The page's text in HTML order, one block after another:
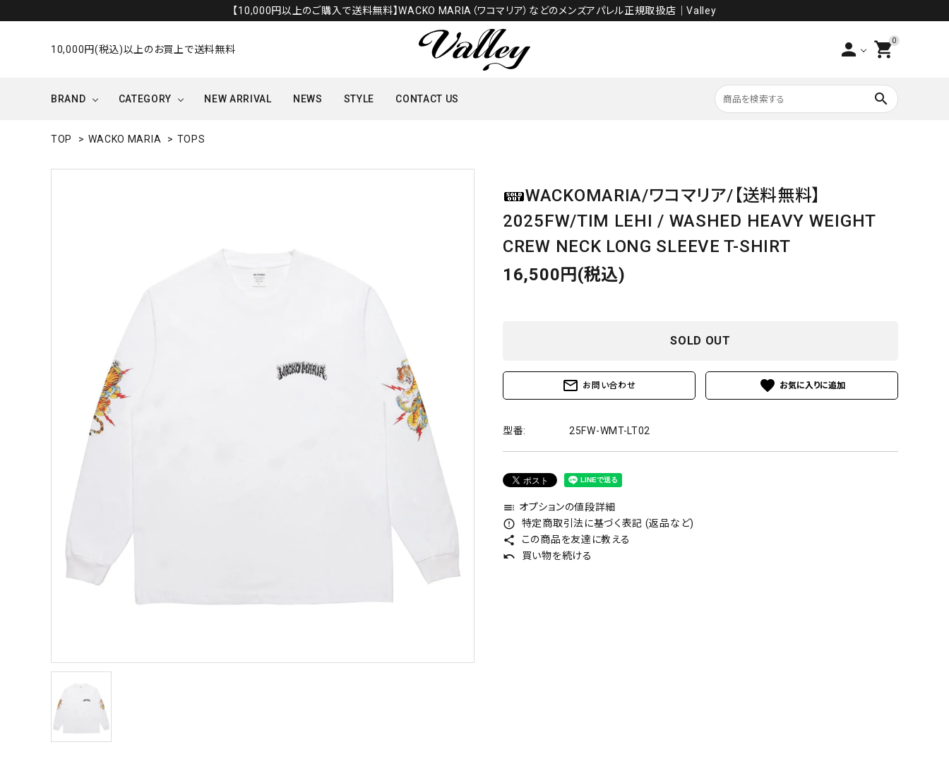
【10,000円以上のご購入で送料無料】WACKO MARIA（ワコマリア）などのメンズアパレル正規取扱店│Valley
10,000円(税込)以上のお買上で送料無料 person 0
shopping_cart
BRAND CATEGORY
SALE
NEW ARRIVAL NEWS STYLE CONTACT US search
TOP > WACKO MARIA > TOPS
WACKOMARIA/ワコマリア/【送料無料】
2025FW/TIM LEHI / WASHED HEAVY WEIGHT
CREW NECK LONG SLEEVE T-SHIRT
16,500円(税込)
SOLD OUT
mail_outline お問い合わせ favorite
型番: 25FW-WMT-LT02
toc オプションの値段詳細
error_outline 特定商取引法に基づく表記 (返品など)
share この商品を友達に教える
undo 買い物を続ける